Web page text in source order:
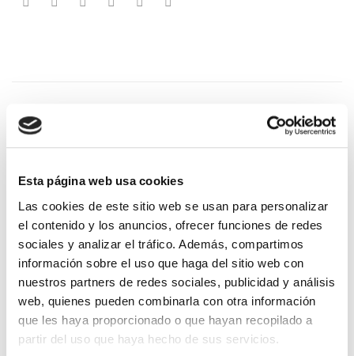
Esta página web usa cookies
Las cookies de este sitio web se usan para personalizar
el contenido y los anuncios, ofrecer funciones de redes
sociales y analizar el tráfico. Además, compartimos
información sobre el uso que haga del sitio web con
nuestros partners de redes sociales, publicidad y análisis
web, quienes pueden combinarla con otra información
que les haya proporcionado o que hayan recopilado a
partir del uso que haya hecho de sus servicios.
DESCRIPCIÓN
INFORMACIÓN ADICIONAL
VALORACIONES (0)
Nuestro Centro Otoñal recoge la belleza de los días
otoñales. Flores que cambian de color, hojas que
secan despacio y ramas que conservan el aroma del
bosque. Cada detalle evoca la calidez de una tarde
tranquila, el sonido crujiente de las hojas bajo los pies
y el placer de volver a casa. Ideal para regalar o
acompañar el cambio de estación con un toque
natural y elegante, que llena de calma y color